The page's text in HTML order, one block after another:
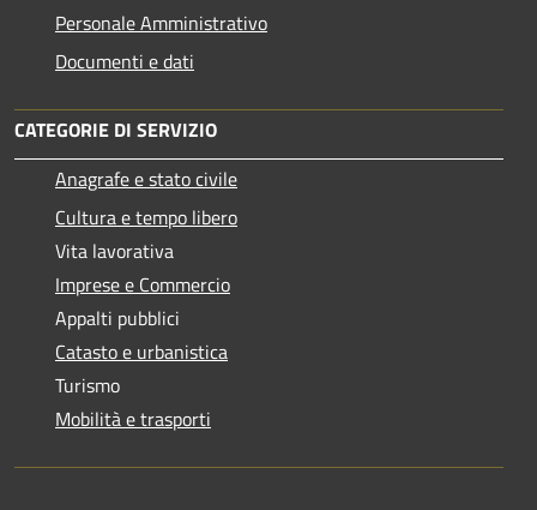
Personale Amministrativo
Documenti e dati
CATEGORIE DI SERVIZIO
Anagrafe e stato civile
Cultura e tempo libero
Vita lavorativa
Imprese e Commercio
Appalti pubblici
Catasto e urbanistica
Turismo
Mobilità e trasporti